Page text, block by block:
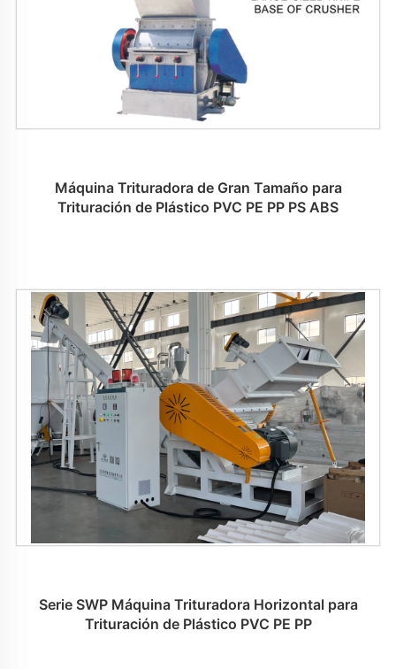
Máquina Trituradora de Gran Tamaño para
Trituración de Plástico PVC PE PP PS ABS
Serie SWP Máquina Trituradora Horizontal para
Trituración de Plástico PVC PE PP